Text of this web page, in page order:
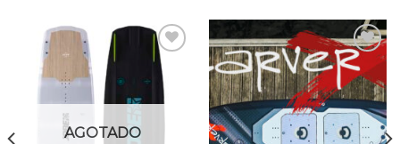
Añadir
a la
lista
de
AGOTADO
Añadir
a la
lista
de
deseos